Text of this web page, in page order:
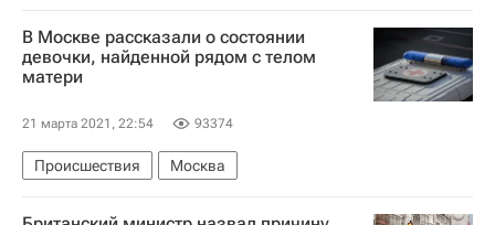
Питтсбург Пингвинз
В Москве рассказали о состоянии
девочки, найденной рядом с телом
матери
21 марта 2021, 22:54 93374
Происшествия Москва